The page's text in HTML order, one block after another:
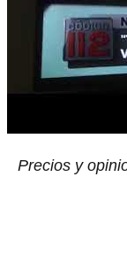
Precios y